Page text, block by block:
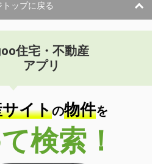
トップに戻る
住宅・不動産
アプリ
イトの物件を
検索！